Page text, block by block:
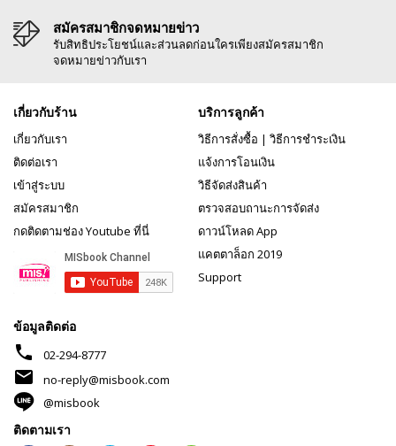
สมัครสมาชิกจดหมายข่าว
รับสิทธิประโยชน์และส่วนลดก่อนใครเพียงสมัครสมาชิก
จดหมายข่าวกับเรา
เกี่ยวกับร้าน
เกี่ยวกับเรา
ติดต่อเรา
เข้าสู่ระบบ
สมัครสมาชิก
กดติดตามช่อง Youtube ที่นี่
บริการลูกค้า
วิธีการสั่งซื้อ | วิธีการชำระเงิน
แจ้งการโอนเงิน
วิธีจัดส่งสินค้า
ตรวจสอบถานะการจัดส่ง
ดาวน์โหลด App
แคตตาล็อก 2019
Support
ข้อมูลติดต่อ
phone 02-294-8777
mail
no-reply@misbook.com
@misbook
ติดตามเรา